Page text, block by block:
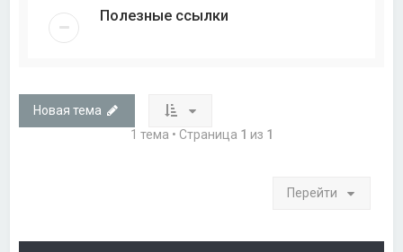
Полезные ссылки
Новая тема
1 тема • Страница 1 из 1
Перейти